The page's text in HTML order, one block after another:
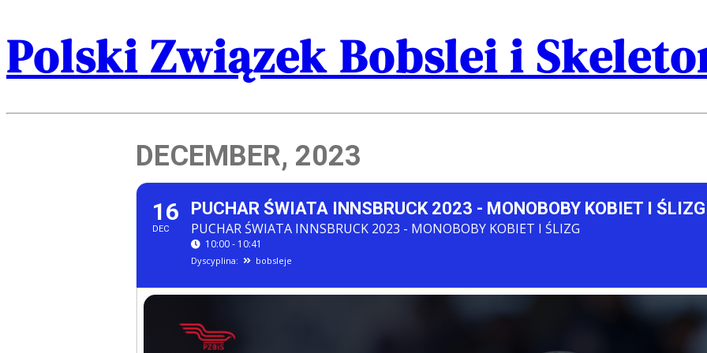
Polski Związek Bobslei i
DECEMBER, 2023
16
DEC
PUCHAR ŚWIATA INNSBRUCK 2023 - MONOBOBY KOBIET I ŚLIZG
PUCHAR ŚWIATA INNSBRUCK 2023 - MONOBOBY KOBIET I ŚLIZG
10:00 - 10:41
Dyscyplina: bobsleje